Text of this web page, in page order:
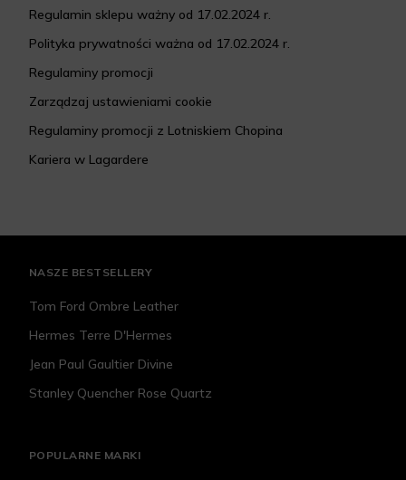
Regulamin sklepu ważny od 17.02.2024 r.
Polityka prywatności ważna od 17.02.2024 r.
Regulaminy promocji
Zarządzaj ustawieniami cookie
Regulaminy promocji z Lotniskiem Chopina
Kariera w Lagardere
NASZE BESTSELLERY
Tom Ford Ombre Leather
Hermes Terre D'Hermes
Jean Paul Gaultier Divine
Stanley Quencher Rose Quartz
POPULARNE MARKI